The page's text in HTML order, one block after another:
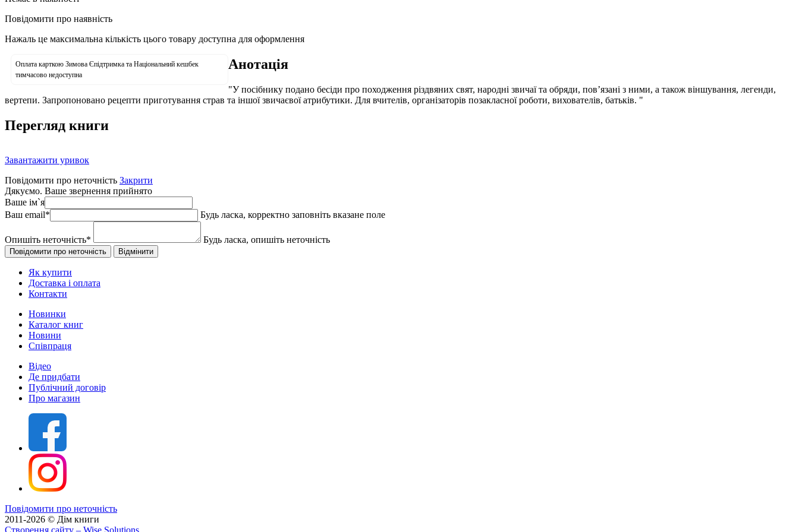
Повідомити про наявність
Нажаль це максимальна кількість цього товару доступна для оформлення
Оплата карткою Зимова Єпідтримка та Національний кешбек
тимчасово недоступна
Анотація
"У посібнику подано бесіди про походження різдвяних свят, народні звичаї та обряди, пов’язані з ними, а також віншування, легенди,
вертепи. Запропоновано рецепти приготування страв та іншої звичаєвої атрибутики. Для вчителів, організаторів позакласної роботи, вихователів, батьків. "
Перегляд книги
Завантажити уривок
Повідомити про неточність Закрити
Дякуємо. Ваше звернення прийнято
Ваше ім`я
Ваш email* Будь ласка, корректно заповніть вказане поле
Опишіть неточність* Будь ласка, опишіть неточність
Як купити
Доставка і оплата
Контакти
Новинки
Каталог книг
Новини
Співпраця
Відео
Де придбати
Публічний договір
Про магазин
Повідомити про неточність
2011-2026 © Дім книги
Створення сайту – Wise Solutions